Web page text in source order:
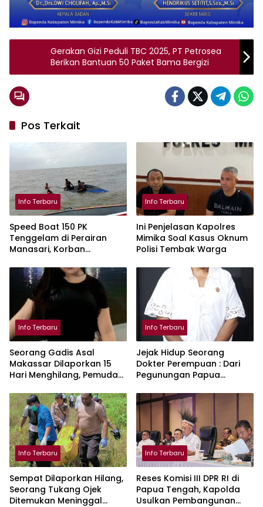
Gerakan Gizi Peduli TBC 2025, PT Petrosea
Berikan Bantuan 50 Paket Bama Bergizi
Pos Terkait
Info Terbaru
Speed Boat 150 PK
Tenggelam di Perairan
Manasari, Korban
Info Terbaru
Ini Penjelasan Kapolres
Mimika Soal Kasus Oknum
Polisi Tembak Warga
Info Terbaru
Seorang Gadis Asal
Makassar Dilaporkan 15
Hari Menghilang, Pemuda
Atensi Khusus
Info Terbaru
Jejak Hidup Seorang
Dokter Perempuan : Dari
Pegunungan Papua
Malaria
Info Terbaru
Sempat Dilaporkan Hilang,
Seorang Tukang Ojek
Ditemukan Meninggal
Info Terbaru
Reses Komisi III DPR RI di
Papua Tengah, Kapolda
Usulkan Pembangunan